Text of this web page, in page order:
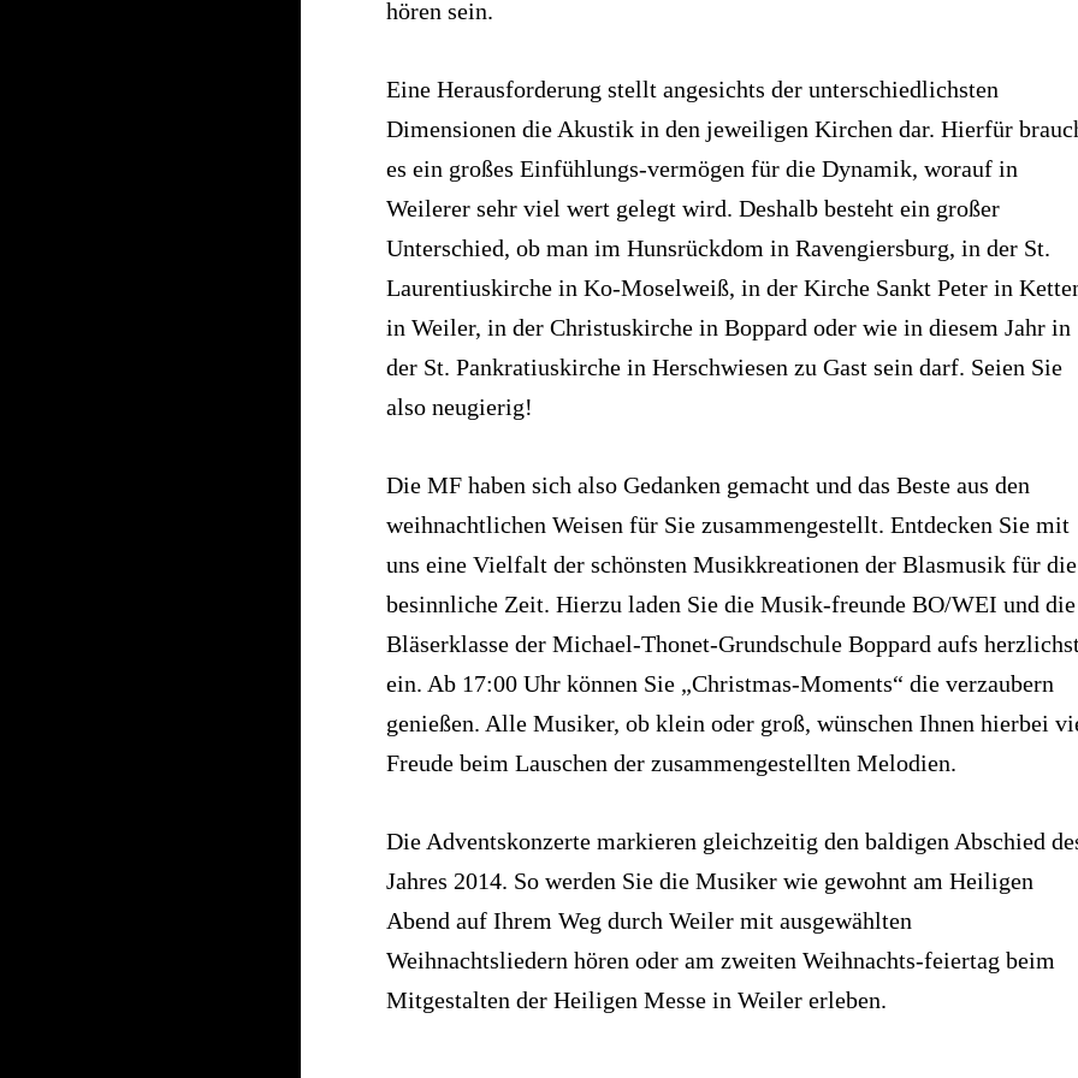
hören sein.
Eine Herausforderung stellt angesichts der unterschiedlichsten
Dimensionen die Akustik in den jeweiligen Kirchen dar. Hierfür
es ein großes Einfühlungs-vermögen für die Dynamik, worauf in
Weilerer sehr viel wert gelegt wird. Deshalb besteht ein großer
Unterschied, ob man im Hunsrückdom in Ravengiersburg, in der St.
Laurentiuskirche in Ko-Moselweiß, in der Kirche Sankt Peter in
in Weiler, in der Christuskirche in Boppard oder wie in diesem Jahr in
der St. Pankratiuskirche in Herschwiesen zu Gast sein darf. Seien Sie
also neugierig!
Die MF haben sich also Gedanken gemacht und das Beste aus den
weihnachtlichen Weisen für Sie zusammengestellt. Entdecken Sie mit
uns eine Vielfalt der schönsten Musikkreationen der Blasmusik für die
besinnliche Zeit. Hierzu laden Sie die Musik-freunde BO/WEI und die
Bläserklasse der Michael-Thonet-Grundschule Boppard aufs
ein. Ab 17:00 Uhr können Sie „Christmas-Moments“ die verzaubern
genießen. Alle Musiker, ob klein oder groß, wünschen Ihnen hierbei
Freude beim Lauschen der zusammengestellten Melodien.
Die Adventskonzerte markieren gleichzeitig den baldigen Abschied
Jahres 2014. So werden Sie die Musiker wie gewohnt am Heiligen
Abend auf Ihrem Weg durch Weiler mit ausgewählten
Weihnachtsliedern hören oder am zweiten Weihnachts-feiertag beim
Mitgestalten der Heiligen Messe in Weiler erleben.